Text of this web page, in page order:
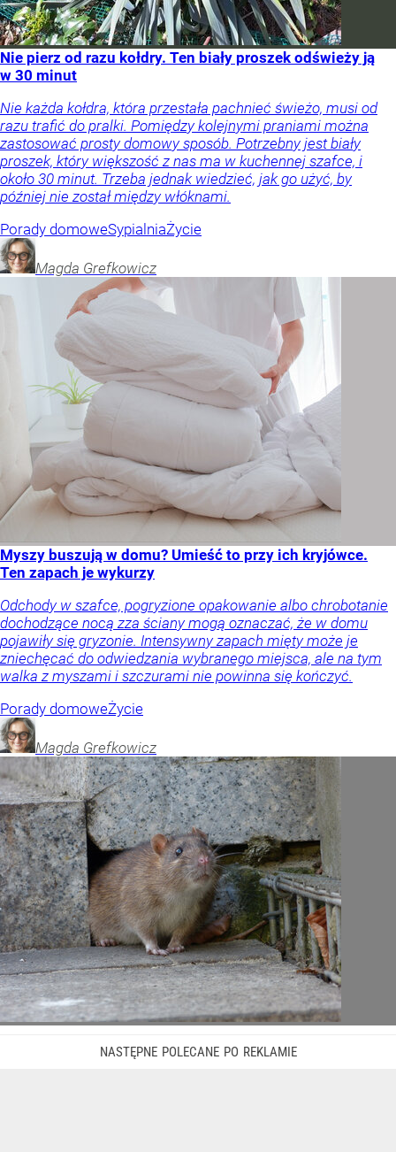
Nie pierz od razu kołdry. Ten biały proszek odświeży ją
w 30 minut
Nie każda kołdra, która przestała pachnieć świeżo, musi od
razu trafić do pralki. Pomiędzy kolejnymi praniami można
zastosować prosty domowy sposób. Potrzebny jest biały
proszek, który większość z nas ma w kuchennej szafce, i
około 30 minut. Trzeba jednak wiedzieć, jak go użyć, by
później nie został między włóknami.
Porady domoweSypialniaŻycie
Magda Grefkowicz
Myszy buszują w domu? Umieść to przy ich kryjówce.
Ten zapach je wykurzy
Odchody w szafce, pogryzione opakowanie albo chrobotanie
dochodzące nocą zza ściany mogą oznaczać, że w domu
pojawiły się gryzonie. Intensywny zapach mięty może je
zniechęcać do odwiedzania wybranego miejsca, ale na tym
walka z myszami i szczurami nie powinna się kończyć.
Porady domoweŻycie
Magda Grefkowicz